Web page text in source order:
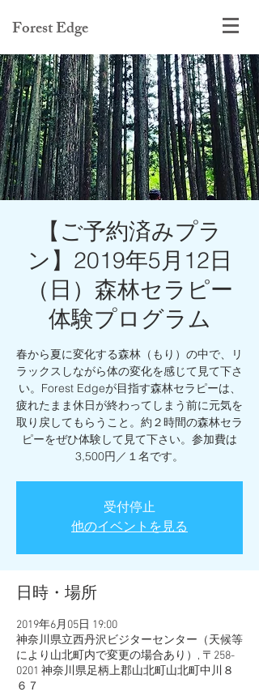
Forest Edge
【ご予約済みプラ
ン】2019年5月12日
（日）森林セラピー
体験プログラム
春から夏に変化する森林（もり）の中で、リ
ラックスしながら体の変化を感じて見て下さ
い。Forest Edgeが目指す森林セラピーは、
疲れたまま休日が終わってしまう前に元気を
取り戻してもらうこと。約２時間の森林セラ
ピーをぜひ体験して見て下さい。参加費は
3,500円／１名です。
受付停止
他のイベントを見る
日時・場所
2019年6月05日 19:00
神奈川県立西丹沢ビジターセンター（天候等
により山北町内で変更の場合あり）, 〒258-
0201 神奈川県足柄上郡山北町山北町中川８
６７